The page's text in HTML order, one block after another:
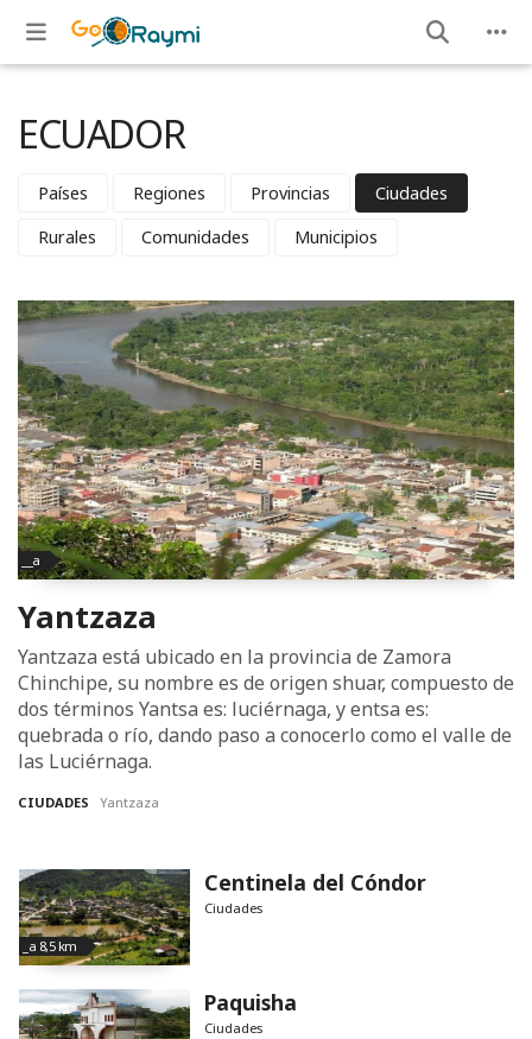
ECUADOR
Países Regiones Provincias
Ciudades
Rurales
Comunidades Municipios
__a
Yantzaza
Yantzaza está ubicado en la provincia de Zamora
Chinchipe, su nombre es de origen shuar, compuesto de
dos términos Yantsa es: luciérnaga, y entsa es:
quebrada o río, dando paso a conocerlo como el valle de
las Luciérnaga.
CIUDADES Yantzaza
_a 8,5 km
Centinela del Cóndor
Ciudades
Paquisha
Ciudades